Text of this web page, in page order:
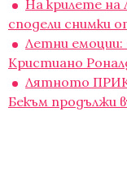
На крилете
сподели снимки
Летни
Кристиано
Лятното
Бекъм продължи